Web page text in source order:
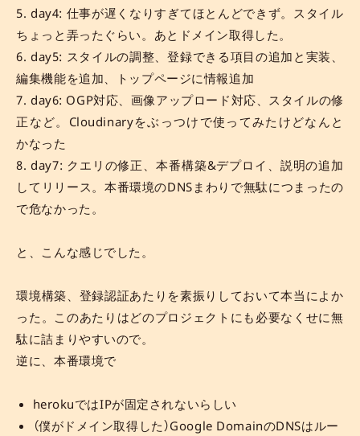
5. day4: 仕事が遅くなりすぎてほとんどできず。スタイル
ちょっと弄ったぐらい。あとドメイン取得した。
6. day5: スタイルの調整、登録できる項目の追加と実装、
編集機能を追加、トップページに情報追加
7. day6: OGP対応、画像アップロード対応、スタイルの修
正など。Cloudinaryをぶっつけで使ってみたけどなんと
かなった
8. day7: クエリの修正、本番構築&デプロイ、説明の追加
してリリース。本番環境のDNSまわりで無駄につまったの
で危なかった。
と、こんな感じでした。
環境構築、登録認証あたりを素振りしておいて本当によか
った。このあたりはどのプロジェクトにも必要なくせに無
駄に詰まりやすいので。
逆に、本番環境で
herokuではIPが固定されないらしい
（僕がドメイン取得した）Google DomainのDNSはルー